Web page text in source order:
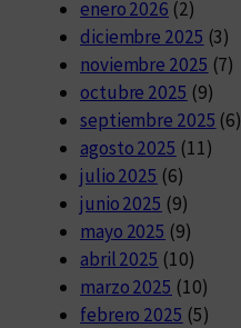
enero 2026 (2)
diciembre 2025 (3)
noviembre 2025 (7)
octubre 2025 (9)
septiembre 2025 (6)
agosto 2025 (11)
julio 2025 (6)
junio 2025 (9)
mayo 2025 (9)
abril 2025 (10)
marzo 2025 (10)
febrero 2025 (5)